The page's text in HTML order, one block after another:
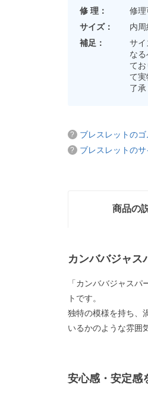
修 理：
修理
サイズ：
内
補足：
サイ
な
て
て
了承
ブレスレットの
ブレスレットの
商品の
カンババジャス
「カンババジャス
トです。
独特の模様を持ち、
いるかのような雰囲
安心感・安定感